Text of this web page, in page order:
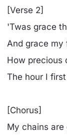
[Verse 2]
'Twas grace
And grace my
How precious
The hour I
[Chorus]
My chains